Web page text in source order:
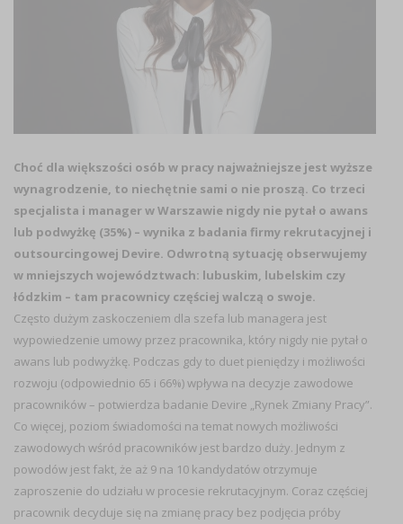
Choć dla większości osób w pracy najważniejsze jest wyższe
wynagrodzenie, to niechętnie sami o nie proszą. Co trzeci
specjalista i manager w Warszawie nigdy nie pytał o awans
lub podwyżkę (35%) – wynika z badania firmy rekrutacyjnej i
outsourcingowej Devire. Odwrotną sytuację obserwujemy
w mniejszych województwach: lubuskim, lubelskim czy
łódzkim – tam pracownicy częściej walczą o swoje.
Często dużym zaskoczeniem dla szefa lub managera jest
wypowiedzenie umowy przez pracownika, który nigdy nie pytał o
awans lub podwyżkę. Podczas gdy to duet pieniędzy i możliwości
rozwoju (odpowiednio 65 i 66%) wpływa na decyzje zawodowe
pracowników – potwierdza badanie Devire „Rynek Zmiany Pracy”.
Co więcej, poziom świadomości na temat nowych możliwości
zawodowych wśród pracowników jest bardzo duży. Jednym z
powodów jest fakt, że aż 9 na 10 kandydatów otrzymuje
zaproszenie do udziału w procesie rekrutacyjnym. Coraz częściej
pracownik decyduje się na zmianę pracy bez podjęcia próby